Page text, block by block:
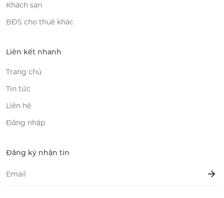
Khách sạn
BĐS cho thuê khác
Liên kết nhanh
Trang chủ
Tin tức
Liên hệ
Đăng nhập
Đăng ký nhận tin
Email